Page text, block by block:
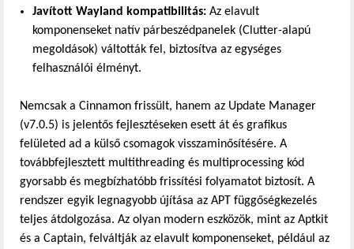
Javított Wayland kompatibilitás: Az elavult
komponenseket natív párbeszédpanelek (Clutter-alapú
megoldások) váltották fel, biztosítva az egységes
felhasználói élményt.
Nemcsak a Cinnamon frissült, hanem az Update Manager
(v7.0.5) is jelentős fejlesztéseken esett át és grafikus
felületed ad a külső csomagok visszaminősítésére. A
továbbfejlesztett multithreading és multiprocessing kód
gyorsabb és megbízhatóbb frissítési folyamatot biztosít. A
rendszer egyik legnagyobb újítása az APT függőségkezelés
teljes átdolgozása. Az olyan modern eszközök, mint az Aptkit
és a Captain, felváltják az elavult komponenseket, például az